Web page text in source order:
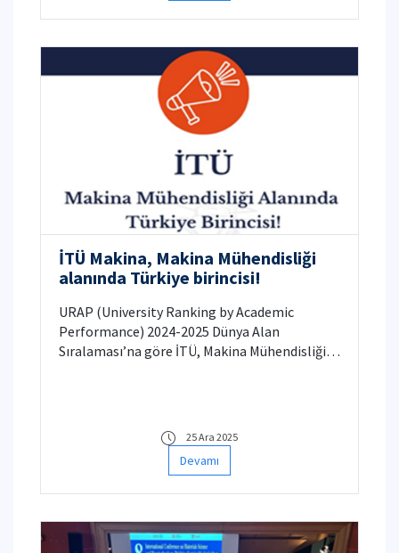
İTÜ Makina, Makina Mühendisliği
alanında Türkiye birincisi!
URAP (University Ranking by Academic
Performance) 2024-2025 Dünya Alan
Sıralaması’na göre İTÜ, Makina Mühendisliği
25 Ara 2025
Devamı